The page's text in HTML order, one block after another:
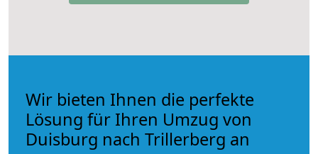
Wir bieten Ihnen die perfekte
Lösung für Ihren Umzug von
Duisburg nach Trillerberg an